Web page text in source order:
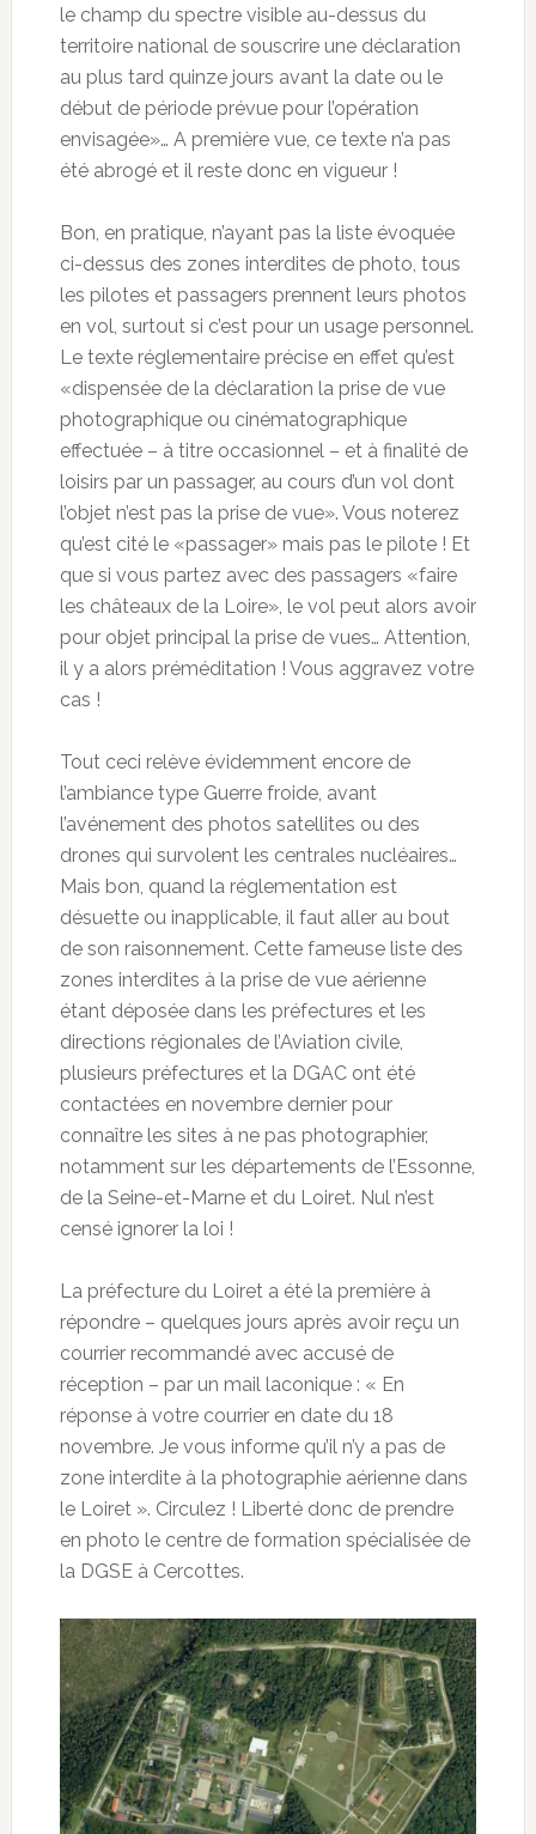
le champ du spectre visible au-dessus du
territoire national de souscrire une déclaration
au plus tard quinze jours avant la date ou le
début de période prévue pour l’opération
envisagée»… A première vue, ce texte n’a pas
été abrogé et il reste donc en vigueur !
Bon, en pratique, n’ayant pas la liste évoquée
ci-dessus des zones interdites de photo, tous
les pilotes et passagers prennent leurs photos
en vol, surtout si c’est pour un usage personnel.
Le texte réglementaire précise en effet qu’est
«dispensée de la déclaration la prise de vue
photographique ou cinématographique
effectuée – à titre occasionnel – et à finalité de
loisirs par un passager, au cours d’un vol dont
l’objet n’est pas la prise de vue». Vous noterez
qu’est cité le «passager» mais pas le pilote ! Et
que si vous partez avec des passagers «faire
les châteaux de la Loire», le vol peut alors avoir
pour objet principal la prise de vues… Attention,
il y a alors préméditation ! Vous aggravez votre
cas !
Tout ceci relève évidemment encore de
l’ambiance type Guerre froide, avant
l’avénement des photos satellites ou des
drones qui survolent les centrales nucléaires…
Mais bon, quand la réglementation est
désuette ou inapplicable, il faut aller au bout
de son raisonnement. Cette fameuse liste des
zones interdites à la prise de vue aérienne
étant déposée dans les préfectures et les
directions régionales de l’Aviation civile,
plusieurs préfectures et la DGAC ont été
contactées en novembre dernier pour
connaître les sites à ne pas photographier,
notamment sur les départements de l’Essonne,
de la Seine-et-Marne et du Loiret. Nul n’est
censé ignorer la loi !
La préfecture du Loiret a été la première à
répondre – quelques jours après avoir reçu un
courrier recommandé avec accusé de
réception – par un mail laconique : « En
réponse à votre courrier en date du 18
novembre. Je vous informe qu’il n’y a pas de
zone interdite à la photographie aérienne dans
le Loiret ». Circulez ! Liberté donc de prendre
en photo le centre de formation spécialisée de
la DGSE à Cercottes.